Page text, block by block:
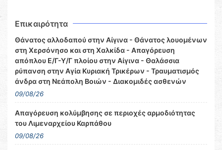
Επικαιρότητα
Θάνατος αλλοδαπού στην Αίγινα - Θάνατος λουομένων
στη Χερσόνησο και στη Χαλκίδα - Απαγόρευση
απόπλου Ε/Γ-Υ/Γ πλοίου στην Αίγινα - Θαλάσσια
ρύπανση στην Αγία Κυριακή Τρικέρων - Τραυματισμός
άνδρα στη Νεάπολη Βοιών - Διακομιδές ασθενών
09/08/26
Απαγόρευση κολύμβησης σε περιοχές αρμοδιότητας
του Λιμεναρχείου Καρπάθου
09/08/26